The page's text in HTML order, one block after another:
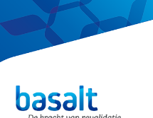
Direct naar de content
Direct naar de